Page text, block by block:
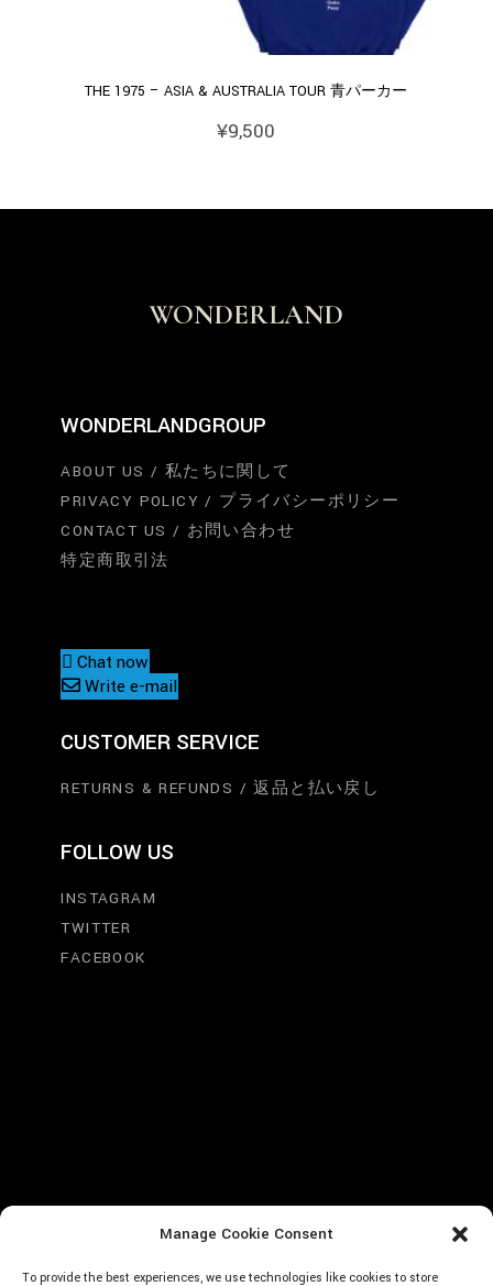
Manage Cookie Consent
To provide the best experiences, we use technologies like cookies to store
THE 1975 – ASIA & AUSTRALIA TOUR 青パーカー
¥9,500
WONDERLAND
WONDERLANDGROUP
ABOUT US / 私たちに関して
PRIVACY POLICY / プライバシーポリシー
CONTACT US / お問い合わせ
特定商取引法
Chat now
Write e-mail
CUSTOMER SERVICE
RETURNS & REFUNDS / 返品と払い戻し
FOLLOW US
INSTAGRAM
TWITTER
FACEBOOK